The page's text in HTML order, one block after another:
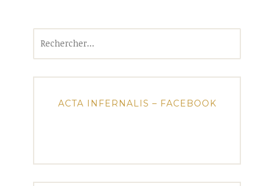
ACTA INFERNALIS – FACEBOOK